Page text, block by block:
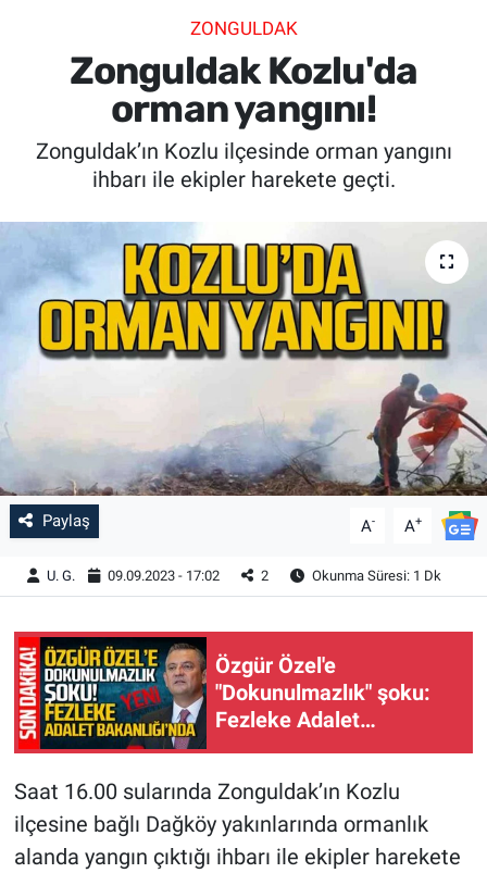
ZONGULDAK
Zonguldak Kozlu'da
orman yangını!
Zonguldak’ın Kozlu ilçesinde orman yangını
ihbarı ile ekipler harekete geçti.
Paylaş A- A+
U. G. 09.09.2023 - 17:02 2 Okunma Süresi: 1 Dk
Özgür Özel'e
"Dokunulmazlık" şoku:
Fezleke Adalet
Saat 16.00 sularında Zonguldak’ın Kozlu
ilçesine bağlı Dağköy yakınlarında ormanlık
alanda yangın çıktığı ihbarı ile ekipler harekete
SAĞLIK